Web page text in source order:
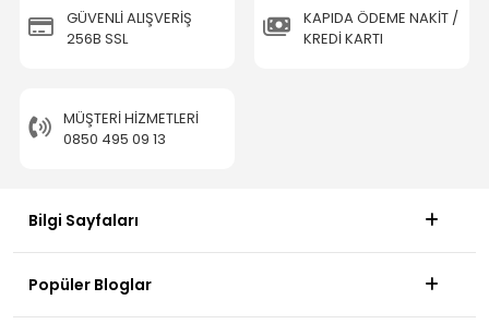
GÜVENLİ ALIŞVERİŞ
256B SSL
KAPIDA ÖDEME NAKİT /
KREDİ KARTI
MÜŞTERI HIZMETLERI
0850 495 09 13
Bilgi Sayfaları
Popüler Bloglar